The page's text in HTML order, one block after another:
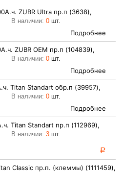
ZUBR Ultra пр.п (3638),
В наличии: 0шт.
Подробнее
ZUBR OEM пр.п (104839),
В наличии: 0шт.
Подробнее
Titan Standart обр.п (39957),
В наличии: 0шт.
Подробнее
Titan Standart пр.п (112969),
В наличии: 3шт.
a
Classic пр.п. (клеммы) (1111459),